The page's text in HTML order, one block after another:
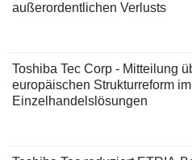
außerordentlichen Verlusts
Toshiba Tec Corp - Mitteilung
europäischen Strukturreform
Einzelhandelslösungen